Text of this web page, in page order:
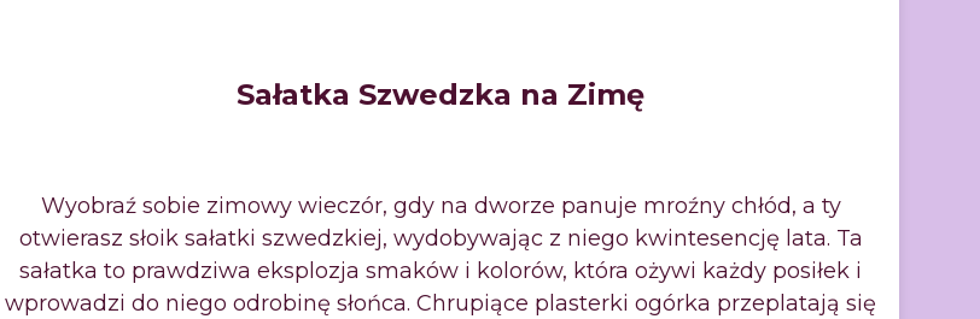
Sałatka Szwedzka na Zimę
Wyobraźsobie zimowy wieczór, gdy na dworze panuje mroźny chłód, a ty
otwierasz słoiksałatki szwedzkiej, wydobywając z niego kwintesencję lata. Ta
sałatka to prawdziwa eksplozja smaków i kolorów, która ożywi każdy posiłek i
wprowadzi do niego odrobinę słońca. Chrupiące plasterki ogórka przeplatają się